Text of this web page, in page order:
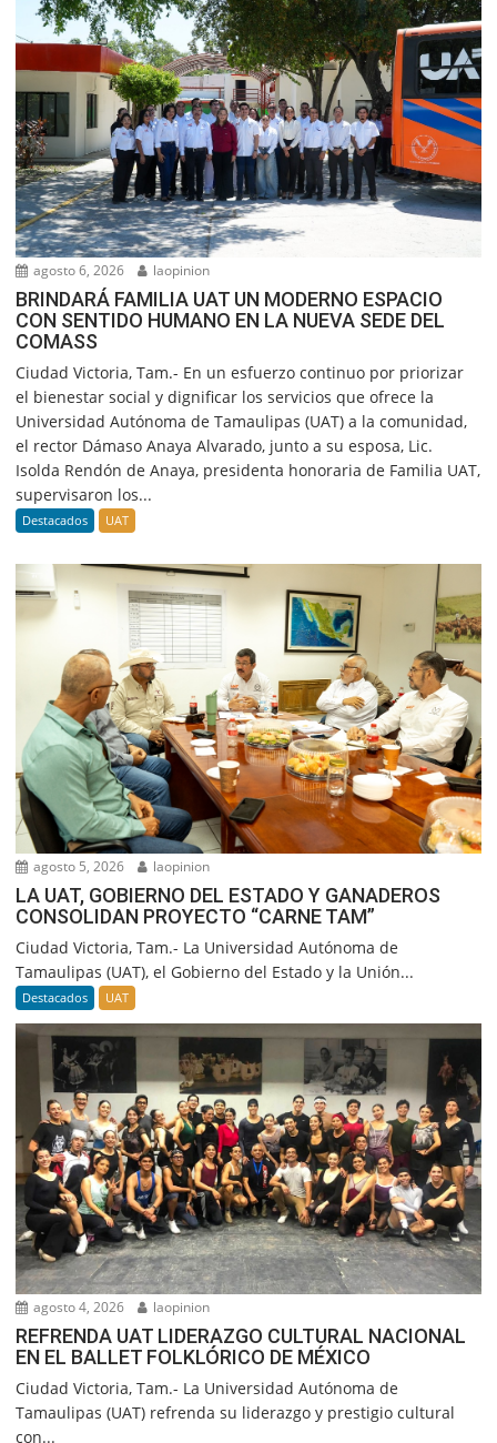
agosto 6, 2026 laopinion
BRINDARÁ FAMILIA UAT UN MODERNO ESPACIO
CON SENTIDO HUMANO EN LA NUEVA SEDE DEL
COMASS
Ciudad Victoria, Tam.- En un esfuerzo continuo por priorizar
el bienestar social y dignificar los servicios que ofrece la
Universidad Autónoma de Tamaulipas (UAT) a la comunidad,
el rector Dámaso Anaya Alvarado, junto a su esposa, Lic.
Isolda Rendón de Anaya, presidenta honoraria de Familia UAT,
supervisaron los...
Destacados UAT
agosto 5, 2026 laopinion
LA UAT, GOBIERNO DEL ESTADO Y GANADEROS
CONSOLIDAN PROYECTO “CARNE TAM”
Ciudad Victoria, Tam.- La Universidad Autónoma de
Tamaulipas (UAT), el Gobierno del Estado y la Unión...
Destacados UAT
agosto 4, 2026 laopinion
REFRENDA UAT LIDERAZGO CULTURAL NACIONAL
EN EL BALLET FOLKLÓRICO DE MÉXICO
Ciudad Victoria, Tam.- La Universidad Autónoma de
Tamaulipas (UAT) refrenda su liderazgo y prestigio cultural
con...